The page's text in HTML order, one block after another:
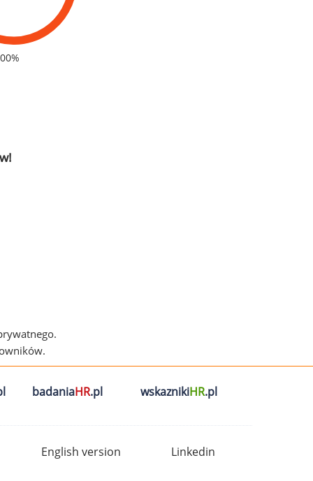
badaniaHR.pl wskaznikiHR.pl
English version Linkedin